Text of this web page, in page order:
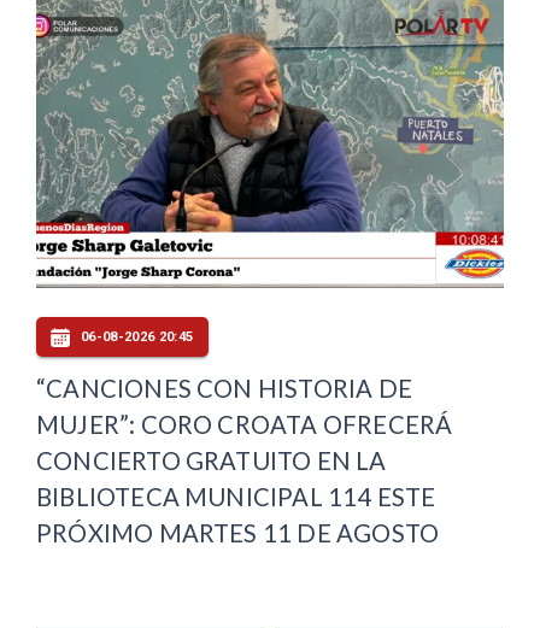
06-08-2026 20:45
“CANCIONES CON HISTORIA DE
MUJER”: CORO CROATA OFRECERÁ
CONCIERTO GRATUITO EN LA
BIBLIOTECA MUNICIPAL 114 ESTE
PRÓXIMO MARTES 11 DE AGOSTO